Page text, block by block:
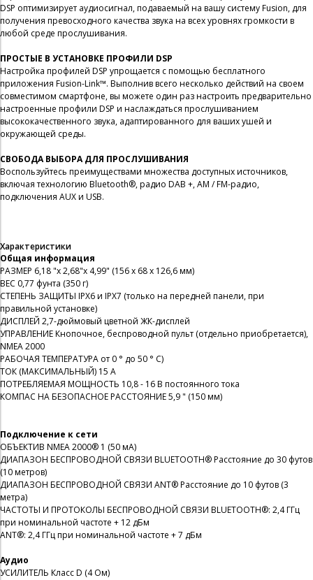
DSP оптимизирует аудиосигнал, подаваемый на вашу систему Fusion, для
получения превосходного качества звука на всех уровнях громкости в
любой среде прослушивания.
ПРОСТЫЕ В УСТАНОВКЕ ПРОФИЛИ DSP
Настройка профилей DSP упрощается с помощью бесплатного
приложения Fusion-Link™. Выполнив всего несколько действий на своем
совместимом смартфоне, вы можете один раз настроить предварительно
настроенные профили DSP и наслаждаться прослушиванием
высококачественного звука, адаптированного для ваших ушей и
окружающей среды.
СВОБОДА ВЫБОРА ДЛЯ ПРОСЛУШИВАНИЯ
Воспользуйтесь преимуществами множества доступных источников,
включая технологию Bluetooth®, радио DAB +, AM / FM-радио,
подключения AUX и USB.
Характеристики
Общая информация
РАЗМЕР 6,18 "x 2,68"x 4,99" (156 x 68 x 126,6 мм)
ВЕС 0,77 фунта (350 г)
СТЕПЕНЬ ЗАЩИТЫ IPX6 и IPX7 (только на передней панели, при
правильной установке)
ДИСПЛЕЙ 2,7-дюймовый цветной ЖК-дисплей
УПРАВЛЕНИЕ Кнопочное, беспроводной пульт (отдельно приобретается),
NMEA 2000
РАБОЧАЯ ТЕМПЕРАТУРА от 0 ° до 50 ° C)
ТОК (МАКСИМАЛЬНЫЙ) 15 А
ПОТРЕБЛЯЕМАЯ МОЩНОСТЬ 10,8 - 16 В постоянного тока
КОМПАС НА БЕЗОПАСНОЕ РАССТОЯНИЕ 5,9 " (150 мм)
Подключение к сети
ОБЪЕКТИВ NMEA 2000® 1 (50 мА)
ДИАПАЗОН БЕСПРОВОДНОЙ СВЯЗИ BLUETOOTH® Расстояние до 30 футов
(10 метров)
ДИАПАЗОН БЕСПРОВОДНОЙ СВЯЗИ ANT® Расстояние до 10 футов (3
метра)
ЧАСТОТЫ И ПРОТОКОЛЫ БЕСПРОВОДНОЙ СВЯЗИ BLUETOOTH®: 2,4 ГГц
при номинальной частоте + 12 дБм
ANT®: 2,4 ГГц при номинальной частоте + 7 дБм
Аудио
УСИЛИТЕЛЬ Класс D (4 Ом)